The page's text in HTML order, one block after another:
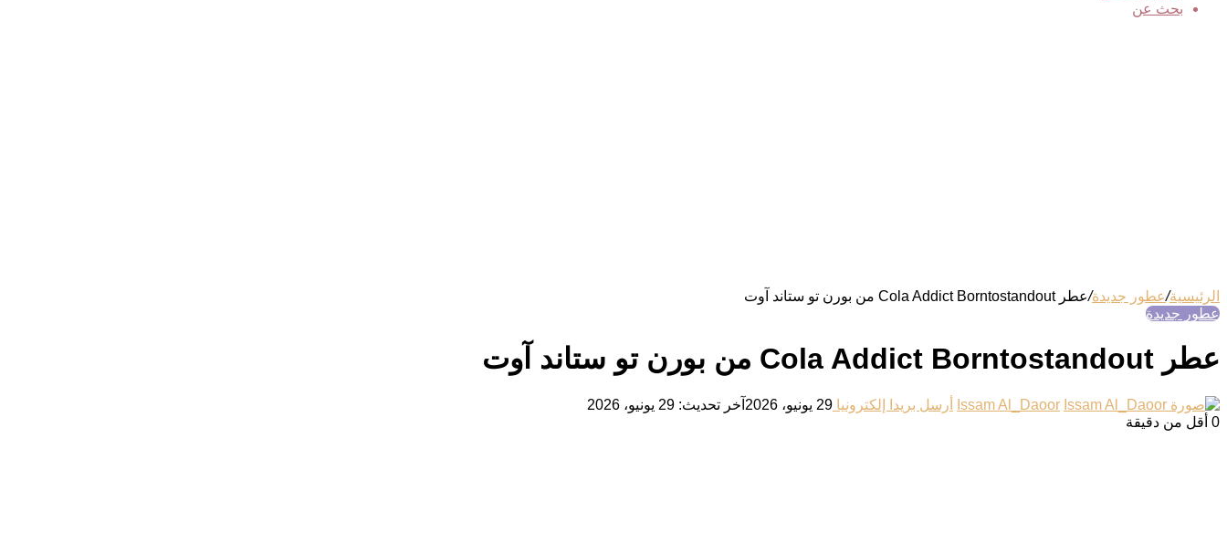
بحث عن
الرئيسية/عطور جديدة/عطر Cola Addict Borntostandout من بورن تو ستاند آوت
عطور جديدة
عطر Cola Addict Borntostandout من بورن تو ستاند آوت
Issam Al_Daoor أرسل بريدا إلكترونيا 29 يونيو، 2026
آخر تحديث: 29 يونيو، 2026
0 أقل من دقيقة